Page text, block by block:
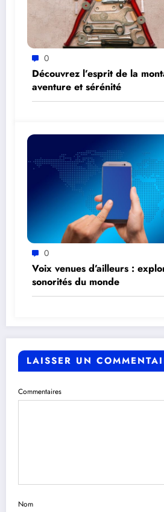
0
Découvrez l’esprit de la
aventure et sérénité
0
Voix venues d’ailleurs :
sonorités du monde
LAISSER UN
Commentaires
Nom